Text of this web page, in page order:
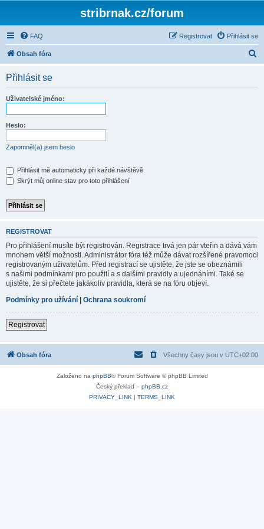
stribrnak.cz/forum
FAQ Přihlásit se
Registrovat
Obsah fóra
Přihlásit se
Uživatelské jméno:
Heslo:
Zapomněl(a) jsem heslo
Přihlásit mě automaticky při každé návštěvě
Skrýt můj online stav pro toto přihlášení
REGISTROVAT
Pro přihlášení musíte být registrován. Registrace trvá jen pár vteřin a dává vám
mnohem větší možnosti. Administrátor fóra též může dávat rozšířené pravomoci
registrovaným uživatelům. Před registrací se ujistěte, že jste se obeznámili
s našimi podmínkami pro použití a s dalšími pravidly a ujednáními. Také se
ujistěte, že si přečtete jakákoliv pravidla, která se na fóru objeví.
Podmínky pro užívání | Ochrana soukromí
Registrovat
Obsah fóra Všechny časy jsou v UTC+02:00
Založeno na phpBB® Forum Software © phpBB Limited
Český překlad – phpBB.cz
PRIVACY_LINK | TERMS_LINK